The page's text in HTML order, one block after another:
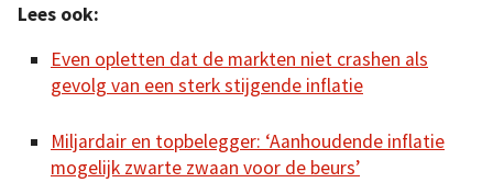
Lees ook:
Even opletten dat de markten niet crashen als
gevolg van een sterk stijgende inflatie
Miljardair en topbelegger: ‘Aanhoudende inflatie
mogelijk zwarte zwaan voor de beurs’